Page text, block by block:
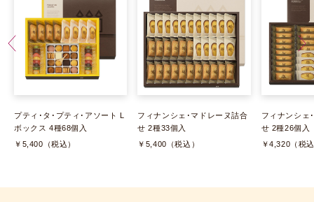
プティ･タ･プティ･アソート L
ボックス 4種68個入
￥5,400（税込）
フィナンシェ･マドレーヌ詰合
せ 2種33個入
￥5,400（税込）
フィナンシェ
せ 2種26個入
￥4,320（税